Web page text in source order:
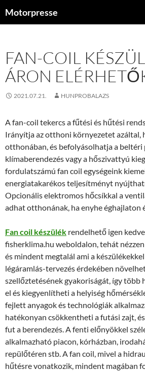
Motorpresse
FAN-COIL
ÁRON
2021.07.21. HUNPROBALAZS
A fan-coil tekercs a fűtési és hűtési
Irányítja az otthoni környezetet azáltal,
otthonában, és befolyásolhatja a
klímaberendezés vagy a hőszivattyú
fordulatszámú fan coil egységeink
energiatakarékos teljesítményt
Opcionális elektromos hőcsíkkal a
adhat otthonának, ha enyhe éghajlaton
Fan coil készülék rendelhető igen
fisherklima.hu weboldalon, tehát
és mindent megtalál ami a
légáramlás-tervezés érdekében
szellőztetésének gyakoriságát, így
el és kiegyenlítheti a helyiség
fejlett anyagok és technológiák
hatékonyan csökkentheti a futási zajt,
fut a berendezés. A fenti előnyökkel
alkalmazható piacon, kórházban,
repülőtéren stb. A fan coil, mivel a
hűtésre vonatkozik, mindent magában